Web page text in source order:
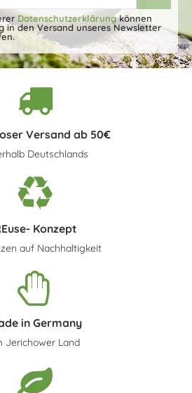
Datenschutzerklärungkönnen
in den Versand unseres Newsletter
Versand ab 50€
Deutschlands
Konzept
auf Nachhaltigkeit
in Germany
Jerichower Land